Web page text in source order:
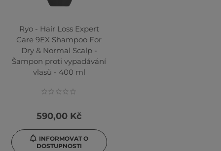
Ryo - Hair Loss Expert
Care 9EX Shampoo For
Dry & Normal Scalp -
Šampon proti vypadávání
vlasů - 400 ml
590,00 Kč
INFORMOVAT O
DOSTUPNOSTI